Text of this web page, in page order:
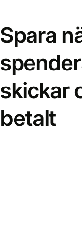
Spara
skickar
betalt